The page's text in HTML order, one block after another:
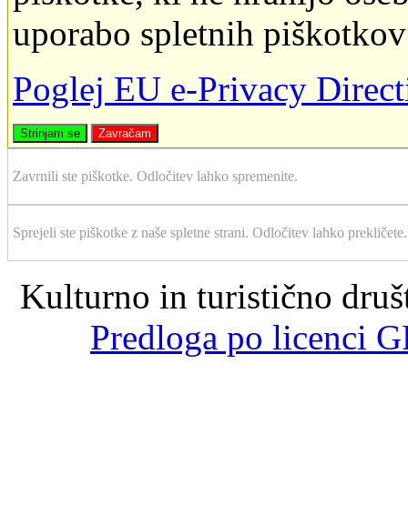
uporabo spletnih
Poglej EU e-Privacy
Strinjam se Zavračam
Zavrnili ste piškotke. Odločitev lahko spremenite.
Sprejeli ste piškotke z naše spletne strani. Odločitev lahko prekličete.
Kulturno in turistično
Predloga po licenci